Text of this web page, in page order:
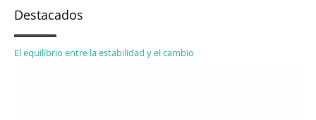
Destacados
El equilibrio entre la estabilidad y el cambio